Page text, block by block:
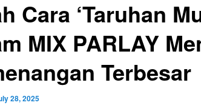
Cara ‘Taruhan
MIX PARLAY
Terbesar
28, 2025